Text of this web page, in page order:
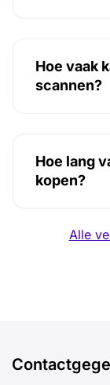
Hoe vaak
scannen?
Hoe lang
kopen?
Alle